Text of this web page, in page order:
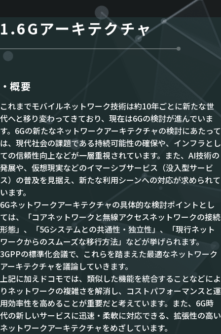
1.6Gアーキテクチャ
概要
これまでモバイルネットワーク技術は約10年ごとに新たな世
代へと移り変わってきており、現在は6Gの検討が進んでいま
す。6Gの新たなネットワークアーキテクチャの検討にあたって
は、現代社会の課題である持続可能性の確保や、インフラとし
ての信頼性向上などが一層重視されています。また、AI技術の
発展や、仮想現実などのイマーシブサービス（没入型サービ
ス）の普及を見据え、新たな利用シーンへの対応が求められて
います。
6Gネットワークアーキテクチャの具体的な検討ポイントとし
ては、「コアネットワークと無線アクセスネットワークの接続
形態」、「5Gシステムとの共通性・独立性」、「現行ネット
ワークからのスムーズな移行方法」などが挙げられます。
3GPPの標準化会議で、これらを踏まえた最適なネットワーク
アーキテクチャを議論していきます。
上記に加えドコモでは、類似した機能を統合することなどによ
りネットワークの複雑さを解消し、コストパフォーマンスと運
用効率性を高めることが重要だと考えています。また、6G時
代の新しいサービスに迅速・柔軟に対応できる、拡張性の高い
ネットワークアーキテクチャをめざしています。